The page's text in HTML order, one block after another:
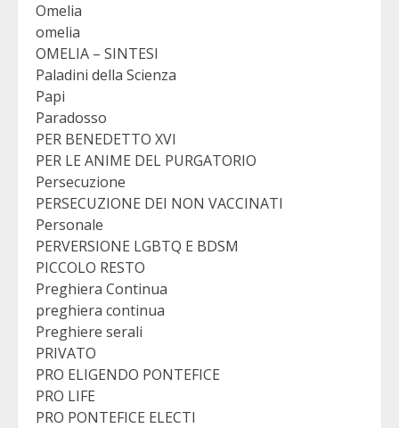
Omelia
omelia
OMELIA – SINTESI
Paladini della Scienza
Papi
Paradosso
PER BENEDETTO XVI
PER LE ANIME DEL PURGATORIO
Persecuzione
PERSECUZIONE DEI NON VACCINATI
Personale
PERVERSIONE LGBTQ E BDSM
PICCOLO RESTO
Preghiera Continua
preghiera continua
Preghiere serali
PRIVATO
PRO ELIGENDO PONTEFICE
PRO LIFE
PRO PONTEFICE ELECTI